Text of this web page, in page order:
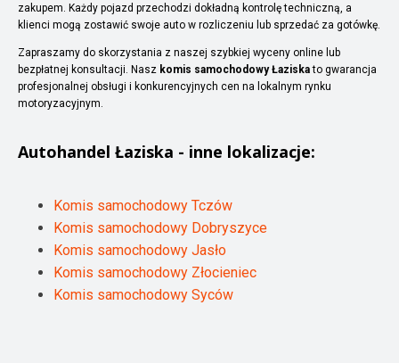
zakupem. Każdy pojazd przechodzi dokładną kontrolę techniczną, a
klienci mogą zostawić swoje auto w rozliczeniu lub sprzedać za gotówkę.
Zapraszamy do skorzystania z naszej szybkiej wyceny online lub
bezpłatnej konsultacji. Nasz komis samochodowy Łaziskato gwarancja
profesjonalnej obsługi i konkurencyjnych cen na lokalnym rynku
motoryzacyjnym.
Autohandel Łaziska - inne lokalizacje:
Komis samochodowy Tczów
Komis samochodowy Dobryszyce
Komis samochodowy Jasło
Komis samochodowy Złocieniec
Komis samochodowy Syców